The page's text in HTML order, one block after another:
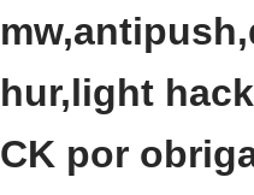
hur,light
CK por